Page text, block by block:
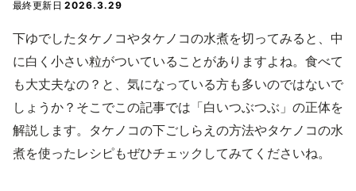
最終更新日2026.3.29
下ゆでしたタケノコやタケノコの水煮を切ってみると、中
に白く小さい粒がついていることがありますよね。食べて
も大丈夫なの？と、気になっている方も多いのではないで
しょうか？そこでこの記事では「白いつぶつぶ」の正体を
解説します。タケノコの下ごしらえの方法やタケノコの水
煮を使ったレシピもぜひチェックしてみてくださいね。